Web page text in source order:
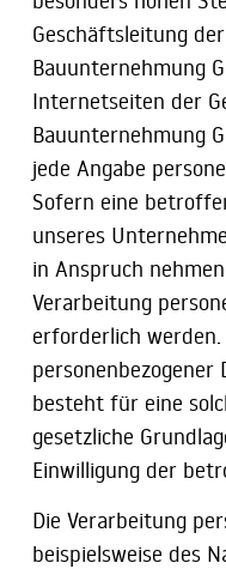
Geschäftsleitung
Bauunternehmung
Internetseiten der
Bauunternehmung
jede Angabe
Sofern eine
unseres
in Anspruch
Verarbeitung
erforderlich
besteht für eine
gesetzliche
Einwilligung der
Die Verarbeitung
beispielsweise des